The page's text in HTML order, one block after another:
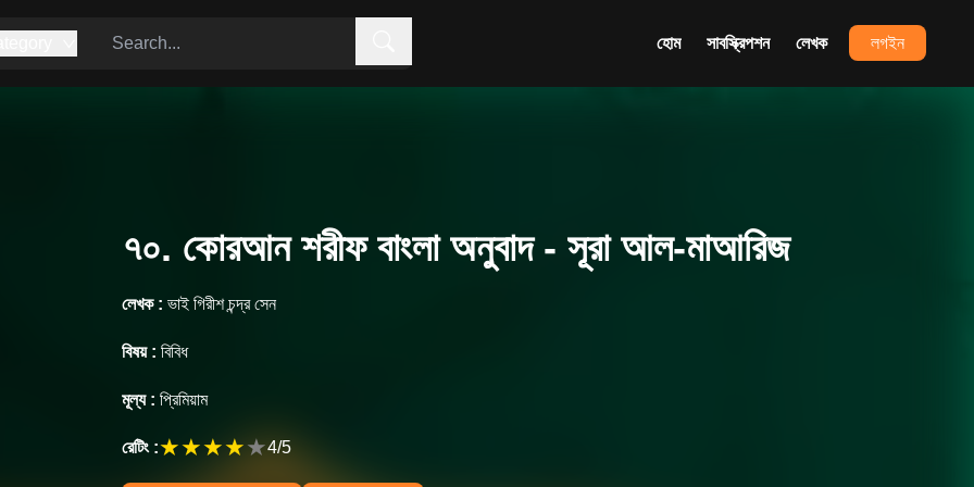
হোম সাবস্ক্রিপশন লেখক লগইন
৭০. কোরআন শরীফ বাংলা অনুবাদ - সূরা আল-মাআরিজ
লেখক : ভাই গিরীশ চন্দ্র সেন
বিষয় : বিবিধ
মূল্য : প্রিমিয়াম
রেটিং :★★★★★4/5